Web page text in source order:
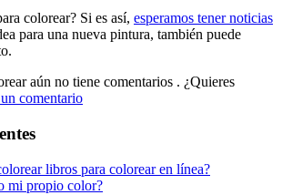
colorear? Si es así, esperamos tener noticias
para una nueva pintura, también puede
aún no tiene comentarios . ¿Quieres
comentario
libros para colorear en línea?
mi propio color?